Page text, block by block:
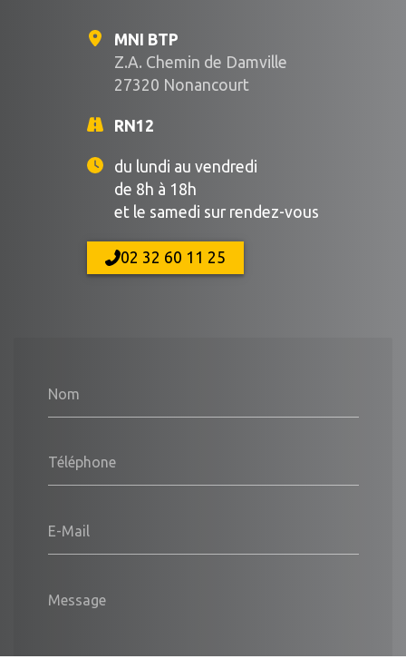
Nom
Téléphone
E-Mail
Message
MNI BTP
Z.A. Chemin de Damville
27320 Nonancourt
RN12
du lundi au vendredi
de 8h à 18h
et le samedi sur rendez-vous
02 32 60 11 25